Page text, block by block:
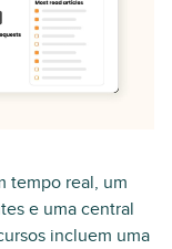
tempo real, um
e uma central
incluem uma